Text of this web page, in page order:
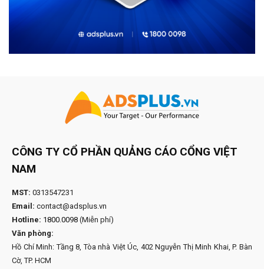
CÔNG TY CỔ PHẦN QUẢNG CÁO CỔNG VIỆT
NAM
MST: 0313547231
Email: contact@adsplus.vn
Hotline: 1800.0098 (Miễn phí)
Văn phòng:
Hồ Chí Minh: Tầng 8, Tòa nhà Việt Úc, 402 Nguyễn Thị Minh Khai, P. Bàn
Cờ, TP. HCM